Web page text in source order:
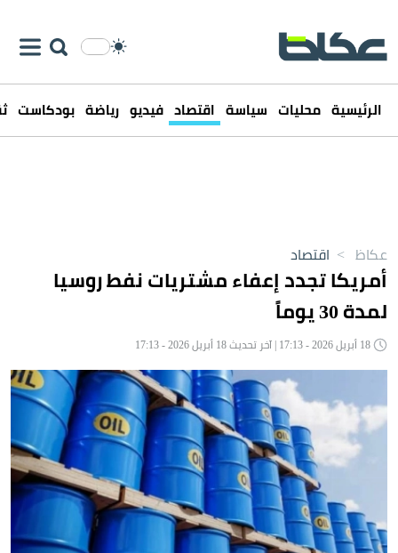
الرئيسية محليات سياسة اقتصاد فيديو رياضة بودكاست
عكاظ > اقتصاد
أمريكا تجدد إعفاء مشتريات نفط روسيا
لمدة 30 يوماً